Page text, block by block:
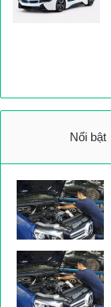
Nổi bật